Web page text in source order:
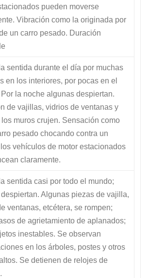
pueden moverse
Vibración como la originada por
un carro pesado. Duración
sentida durante el día por muchas
en los interiores, por pocas en el
la noche algunas despiertan.
de vajillas, vidrios de ventanas y
los muros crujen. Sensación como
pesado chocando contra un
vehículos de motor estacionados
claramente.
sentida casi por todo el mundo;
Algunas piezas de vajilla,
ventanas, etcétera, se rompen;
de agrietamiento de aplanados;
inestables. Se observan
en los árboles, postes y otros
Se detienen de relojes de